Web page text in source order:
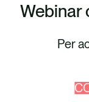
Webinar
Per